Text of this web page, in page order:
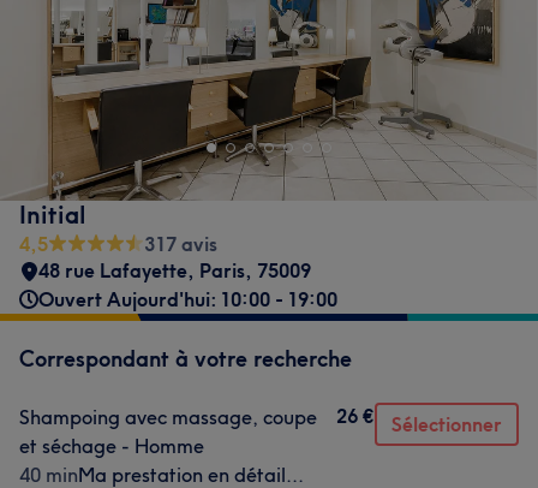
Initial
4,5
317 avis
48 rue Lafayette, Paris, 75009
Ouvert Aujourd'hui: 10:00 - 19:00
Correspondant à votre recherche
Shampoing avec massage, coupe
et séchage - Homme
40 minMa prestation en détail...
26 € Sélectionner